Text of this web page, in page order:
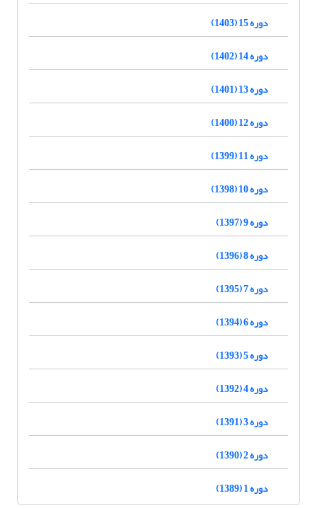
دوره 15 (1403)
دوره 14 (1402)
دوره 13 (1401)
دوره 12 (1400)
دوره 11 (1399)
دوره 10 (1398)
دوره 9 (1397)
دوره 8 (1396)
دوره 7 (1395)
دوره 6 (1394)
دوره 5 (1393)
دوره 4 (1392)
دوره 3 (1391)
دوره 2 (1390)
دوره 1 (1389)